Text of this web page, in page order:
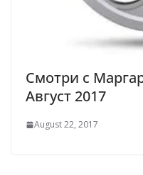
Смотри с
Август 2017
August 22, 2017